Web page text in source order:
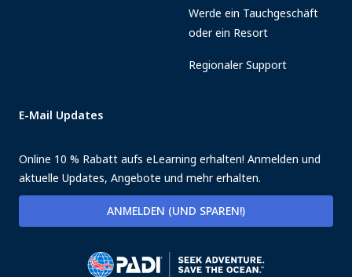
Werde ein Tauchgeschäft
oder ein Resort
Regionaler Support
E-Mail Updates
Online 10 % Rabatt aufs eLearning erhalten! Anmelden und
aktuelle Updates, Angebote und mehr erhalten.
ANMELDEN (UND SPAREN!)